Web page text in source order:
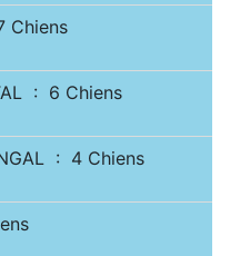
Chiens
: 6 Chiens
: 4 Chiens